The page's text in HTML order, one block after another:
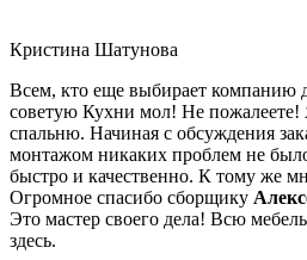
Кристина Шатунова
Всем, кто еще выбирает компанию
советую Кухни мол! Не пожалеете!
спальню. Начиная с обсуждения
монтажом никаких проблем не
быстро и качественно. К тому же
Огромное спасибо сборщику
Это мастер своего дела! Всю мебель
здесь.